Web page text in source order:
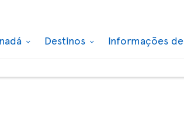
Destinos Informações